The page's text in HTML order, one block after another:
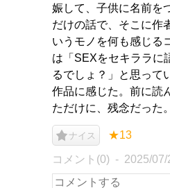
娠して、子供に名前を
だけの話で、そこに作
いうモノを何も感じる
は「SEXをセキララに
るでしょ？」と思って
作品に感じた。前に読
ただけに、残念だった。
ナイス ★13
コメント(0) 2025/07/